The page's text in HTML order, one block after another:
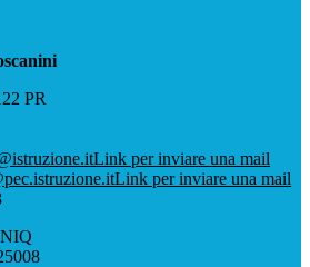
PR
Link per inviare una mail
Link per inviare una mail